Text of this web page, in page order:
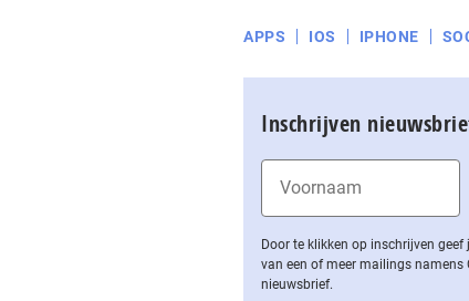
APPS IOS IPHONE
Inschrijven
Door te klikken op inschrijven
van een of meer mailings
nieuwsbrief.